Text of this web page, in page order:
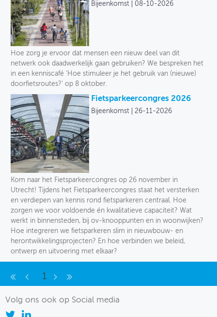
Volg ons ook op Social media
Bijeenkomst 08-10-2026
Hoe zorg je ervoor dat mensen een nieuw deel van dit
netwerk ook daadwerkelijk gaan gebruiken? We bespreken het
in een kenniscafé 'Hoe stimuleer je het gebruik van (nieuwe)
doorfietsroutes?' op 8 oktober.
Fietsparkeercongres 2026
Bijeenkomst 26-11-2026
Kom naar het Fietsparkeercongres op 26 november in
Utrecht! Tijdens het Fietsparkeercongres staat het versterken
en verdiepen van kennis rond fietsparkeren centraal. Hoe
zorgen we voor voldoende én kwalitatieve capaciteit? Wat
werkt in binnensteden, bij ov-knooppunten en in woonwijken?
Hoe integreren we fietsparkeren slim in nieuwbouw- en
herontwikkelingsprojecten? En hoe verbinden we beleid,
ontwerp en uitvoering met elkaar?
1